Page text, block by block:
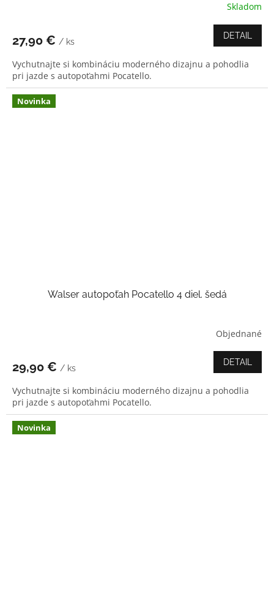
Skladom
27,90 € / ks
DETAIL
Vychutnajte si kombináciu moderného dizajnu a pohodlia
pri jazde s autopoťahmi Pocatello.
Novinka
Walser autopoťah Pocatello 4 diel. šedá
Objednané
29,90 € / ks
DETAIL
Vychutnajte si kombináciu moderného dizajnu a pohodlia
pri jazde s autopoťahmi Pocatello.
Novinka